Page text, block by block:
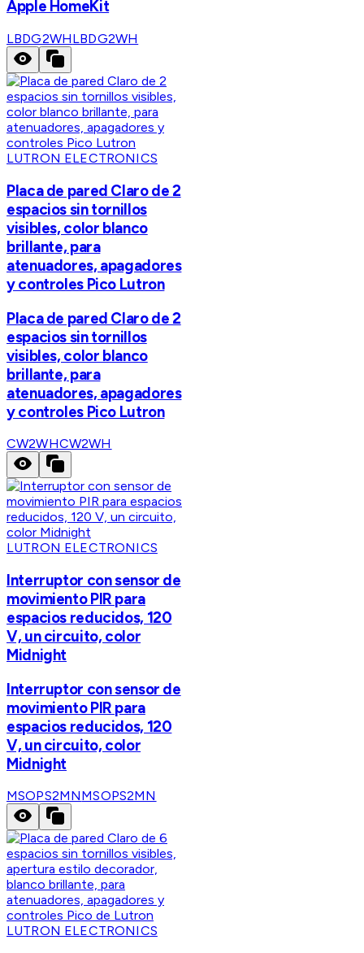
Apple HomeKit
LBDG2WHLBDG2WH
LUTRON ELECTRONICS
Placa de pared Claro de 2
espacios sin tornillos
visibles, color blanco
brillante, para
atenuadores, apagadores
y controles Pico Lutron
Placa de pared Claro de 2
espacios sin tornillos
visibles, color blanco
brillante, para
atenuadores, apagadores
y controles Pico Lutron
CW2WHCW2WH
LUTRON ELECTRONICS
Interruptor con sensor de
movimiento PIR para
espacios reducidos, 120
V, un circuito, color
Midnight
Interruptor con sensor de
movimiento PIR para
espacios reducidos, 120
V, un circuito, color
Midnight
MSOPS2MNMSOPS2MN
LUTRON ELECTRONICS